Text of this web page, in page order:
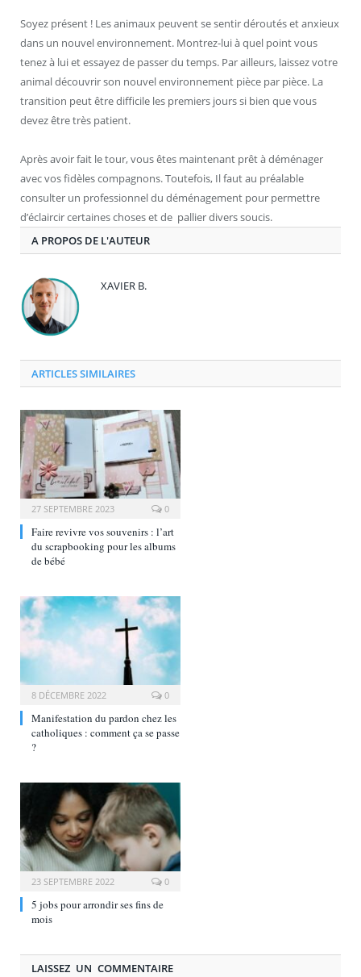
Soyez présent ! Les animaux peuvent se sentir déroutés et anxieux
dans un nouvel environnement. Montrez-lui à quel point vous
tenez à lui et essayez de passer du temps. Par ailleurs, laissez votre
animal découvrir son nouvel environnement pièce par pièce. La
transition peut être difficile les premiers jours si bien que vous
devez être très patient.
Après avoir fait le tour, vous êtes maintenant prêt à déménager
avec vos fidèles compagnons. Toutefois, Il faut au préalable
consulter un professionnel du déménagement pour permettre
d’éclaircir certaines choses et de pallier divers soucis.
A PROPOS DE L'AUTEUR
XAVIER B.
ARTICLES SIMILAIRES
27 SEPTEMBRE 2023 0
Faire revivre vos souvenirs : l’art
du scrapbooking pour les albums
de bébé
8 DÉCEMBRE 2022 0
Manifestation du pardon chez les
catholiques : comment ça se passe
?
23 SEPTEMBRE 2022 0
5 jobs pour arrondir ses fins de
mois
LAISSEZ UN COMMENTAIRE